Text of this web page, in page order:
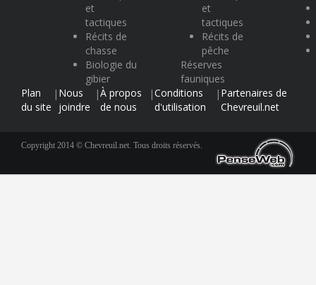
et
tactiques
Récits de
chasse
Biologie du
gibier
et
tactiques
Récits de
pêche
Réserves
fauniques
Plan
du site
| Nous
joindre
|À propos
de nous
|Conditions
d'utilisation
| Partenaires de
Chevreuil.net
Copyright 2014 © Chevreuil.net. Tous droits réservés.